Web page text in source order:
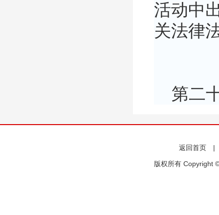
活动中
关法律
第二
返回首页
版权所有 Copyright